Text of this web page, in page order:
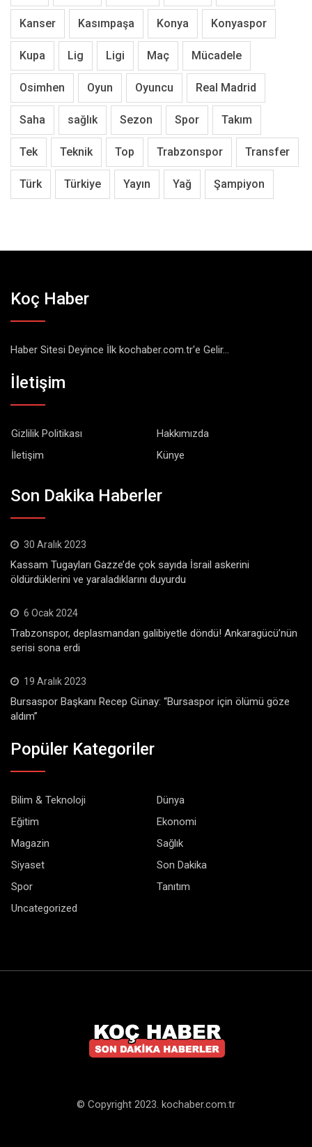
Kanser Kasımpaşa Konya Konyaspor
Kupa Lig Ligi Maç Mücadele
Osimhen Oyun Oyuncu Real Madrid
Saha sağlık Sezon Spor Takım
Tek Teknik Top Trabzonspor Transfer
Türk Türkiye Yayın Yağ Şampiyon
Koç Haber
Haber Sitesi Deyince İlk kochaber.com.tr'e Gelir...
İletişim
Gizlilik Politikası
Hakkımızda
İletişim
Künye
Son Dakika Haberler
30 Aralık 2023
Kassam Tugayları Gazze’de çok sayıda İsrail askerini
öldürdüklerini ve yaraladıklarını duyurdu
6 Ocak 2024
Trabzonspor, deplasmandan galibiyetle döndü! Ankaragücü’nün
serisi sona erdi
19 Aralık 2023
Bursaspor Başkanı Recep Günay: “Bursaspor için ölümü göze
aldım”
Popüler Kategoriler
Bilim & Teknoloji
Dünya
Eğitim
Ekonomi
Magazin
Sağlık
Siyaset
Son Dakika
Spor
Tanıtım
Uncategorized
© Copyright 2023. kochaber.com.tr